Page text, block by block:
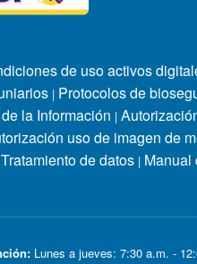
de uso activos
| Protocolos de
la Información |
uso de imagen de
de datos | Manual
Lunes a jueves: 7:30 a.m. -